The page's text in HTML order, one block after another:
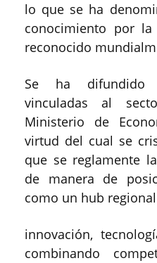
lo que se ha
conocimiento por
reconocido
Se ha difundido
vinculadas al
Ministerio de
virtud del cual se
que se reglamente
de manera de
como un hub
innovación,
combinando